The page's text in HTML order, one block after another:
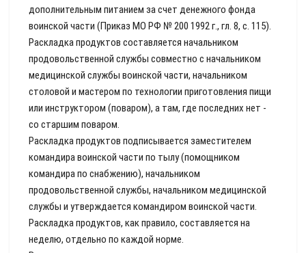
дополнительным питанием за счет денежного фонда
воинской части (Приказ МО РФ № 200 1992 г., гл. 8, с. 115).
Раскладка продуктов составляется начальником
продовольственной службы совместно с начальником
медицинской службы воинской части, начальником
столовой и мастером по технологии приготовления пищи
или инструктором (поваром), а там, где последних нет -
со старшим поваром.
Раскладка продуктов подписывается заместителем
командира воинской части по тылу (помощником
командира по снабжению), начальником
продовольственной службы, начальником медицинской
службы и утверждается командиром воинской части.
Раскладка продуктов, как правило, составляется на
неделю, отдельно по каждой норме.